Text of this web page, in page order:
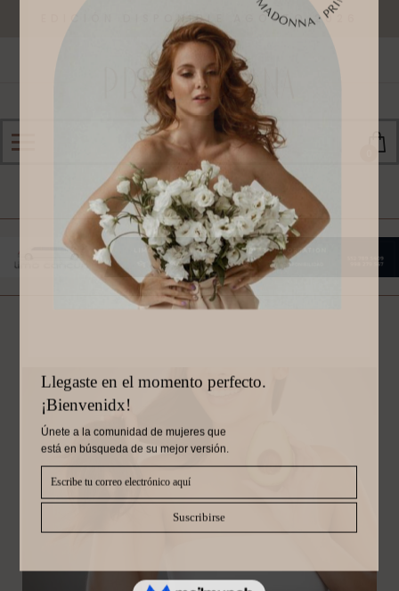
EDICIÓN DISPONIBLE AGOSTO 2026